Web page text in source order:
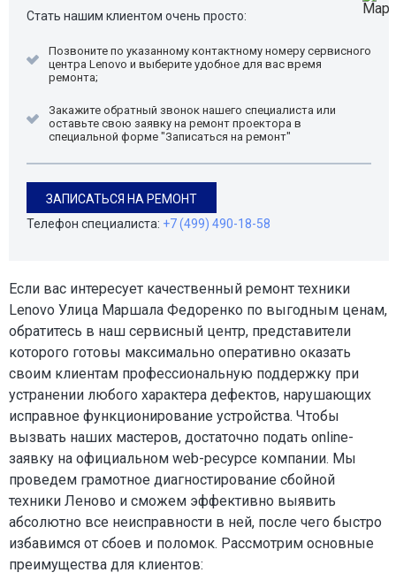
Стать нашим клиентом очень просто:
Позвоните по указанному контактному номеру сервисного
центра Lenovo и выберите удобное для вас время
ремонта;
Закажите обратный звонок нашего специалиста или
оставьте свою заявку на ремонт проектора в
специальной форме "Записаться на ремонт"
ЗАПИСАТЬСЯ НА РЕМОНТ
Телефон специалиста: +7 (499) 490-18-58
Если вас интересует качественный ремонт техники
Lenovo Улица Маршала Федоренко по выгодным ценам,
обратитесь в наш сервисный центр, представители
которого готовы максимально оперативно оказать
своим клиентам профессиональную поддержку при
устранении любого характера дефектов, нарушающих
исправное функционирование устройства. Чтобы
вызвать наших мастеров, достаточно подать online-
заявку на официальном web-ресурсе компании. Мы
проведем грамотное диагностирование сбойной
техники Леново и сможем эффективно выявить
абсолютно все неисправности в ней, после чего быстро
избавимся от сбоев и поломок. Рассмотрим основные
преимущества для клиентов: